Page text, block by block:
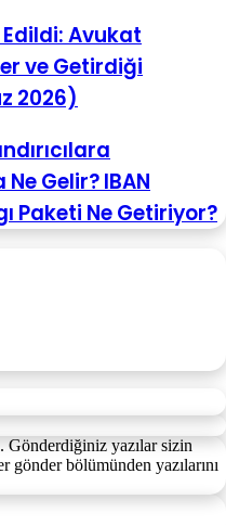
Edildi: Avukat
ve Getirdiği
2026)
Gelir? IBAN
Paketi Ne Getiriyor?
Gönderdiğiniz yazılar sizin
gönder bölümünden yazılarını